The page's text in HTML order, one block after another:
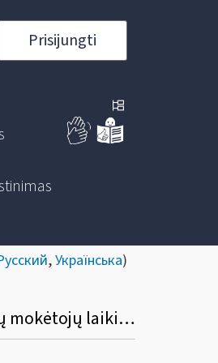
Prisijungti
,Українська)
Informacinis pranešimas dėl Mokesčių deklaracijų pateikimo, jų pateikimo termino pratęsimo ir mokesčių mokėtojų laikino atleidimo nuo mokesčių deklaracijų ir (arba) kitų teisės aktuose nurodytų dokumentų pateikimo taisyklių pakeitimo